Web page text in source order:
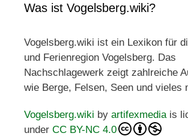
Was ist Vogelsberg.wiki?
Vogelsberg.wiki ist ein Lexikon für
und Ferienregion Vogelsberg. Das
Nachschlagewerk zeigt zahlreiche
wie Berge, Felsen, Seen und vieles
Vogelsberg.wiki by artifexmedia is
under CC BY-NC 4.0